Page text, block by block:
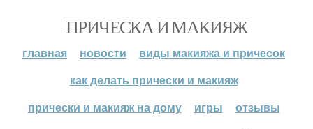
ПРИЧЕСКА И МАКИЯЖ
главная новости
виды макияжа и причесок
как делать прически и макияж
прически и макияж на дому
игры отзывы